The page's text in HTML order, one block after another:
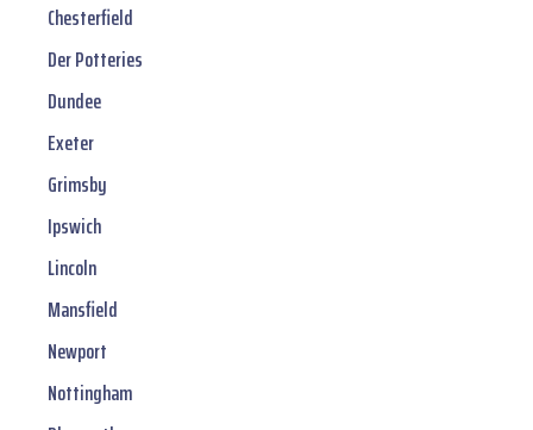
Chesterfield
Der Potteries
Dundee
Exeter
Grimsby
Ipswich
Lincoln
Mansfield
Newport
Nottingham